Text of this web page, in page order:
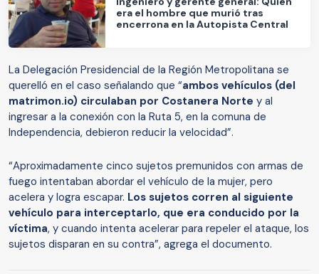
era el hombre que murió tras
encerrona en la Autopista Central
La Delegación Presidencial de la Región Metropolitana se
querelló en el caso señalando que “ambos vehículos (del
matrimon.io) circulaban por Costanera Norte y al
ingresar a la conexión con la Ruta 5, en la comuna de
Independencia, debieron reducir la velocidad”.
“Aproximadamente cinco sujetos premunidos con armas de
fuego intentaban abordar el vehículo de la mujer, pero
acelera y logra escapar. Los sujetos corren al siguiente
vehículo para interceptarlo, que era conducido por la
víctima, y cuando intenta acelerar para repeler el ataque, los
sujetos disparan en su contra”, agrega el documento.